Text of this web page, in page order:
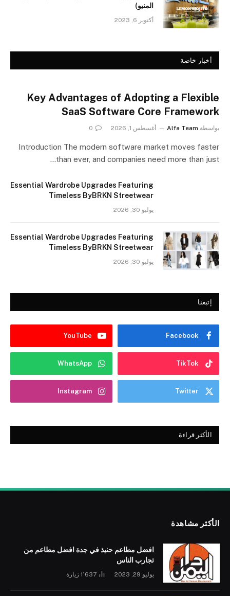
المنيو)
أكتوبر 6, 2023
أخبار خاصة
Key Advantages of Adopting a Flexible
SaaS Software Core Framework
بواسطة Alfa Team أغسطس 1, 2026 0
Introduction The modern software market moves faster
than ever, and companies need more than just…
Essential Wardrobe Upgrades Featuring
Timeless ByBRKN Streetwear
يوليو 30, 2026
Essential Wardrobe Upgrades Featuring
Timeless ByBRKN Streetwear
يوليو 30, 2026
إتبعنا
Facebook
YouTube
TikTok
WhatsApp
Twitter
Instagram
الأكثر قراءة
الأكثر مشاهدة
افضل مطاعم حنيذ في جدة افضل مطاعم من
تجارب الناس
يوليو 29, 2023 1٬637 زيارة